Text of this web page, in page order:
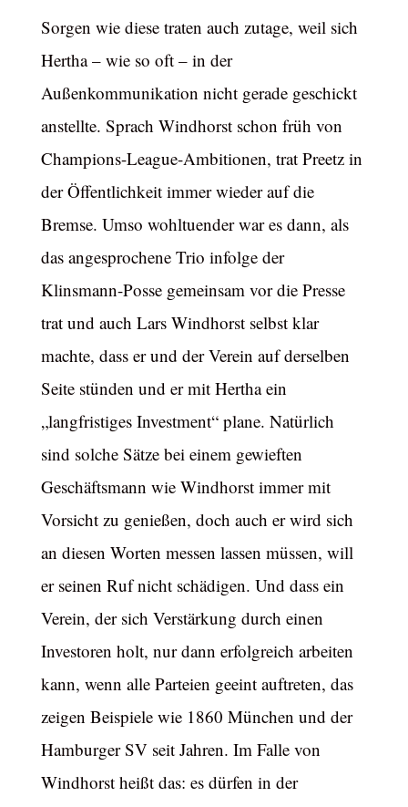
Sorgen wie diese traten auch zutage, weil sich
Hertha – wie so oft – in der
Außenkommunikation nicht gerade geschickt
anstellte. Sprach Windhorst schon früh von
Champions-League-Ambitionen, trat Preetz in
der Öffentlichkeit immer wieder auf die
Bremse. Umso wohltuender war es dann, als
das angesprochene Trio infolge der
Klinsmann-Posse gemeinsam vor die Presse
trat und auch Lars Windhorst selbst klar
machte, dass er und der Verein auf derselben
Seite stünden und er mit Hertha ein
„langfristiges Investment“ plane. Natürlich
sind solche Sätze bei einem gewieften
Geschäftsmann wie Windhorst immer mit
Vorsicht zu genießen, doch auch er wird sich
an diesen Worten messen lassen müssen, will
er seinen Ruf nicht schädigen. Und dass ein
Verein, der sich Verstärkung durch einen
Investoren holt, nur dann erfolgreich arbeiten
kann, wenn alle Parteien geeint auftreten, das
zeigen Beispiele wie 1860 München und der
Hamburger SV seit Jahren. Im Falle von
Windhorst heißt das: es dürfen in der